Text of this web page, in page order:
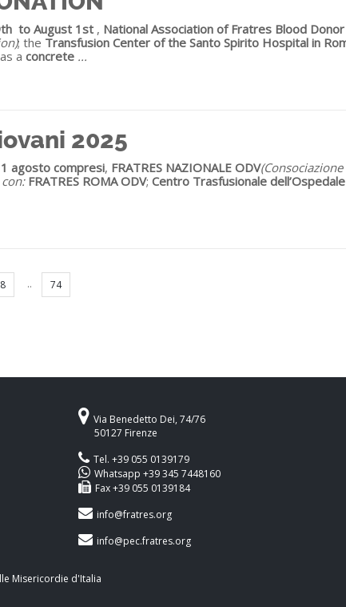
to August 1st , National Association of Fratres Blood
; the Transfusion Center of the Santo Spirito Hospital in
a concrete ...
2025
agosto compresi, FRATRES NAZIONALE ODV
FRATRES ROMA ODV; Centro Trasfusionale
8 .. 74
Via Benedetto Dei, 74/76
50127 Firenze
Tel. +39 055 0139179
Whatsapp +39 345 7448160
Fax +39 055 0139184
info@fratres.org
info@pec.fratres.org
Misericordie d'Italia